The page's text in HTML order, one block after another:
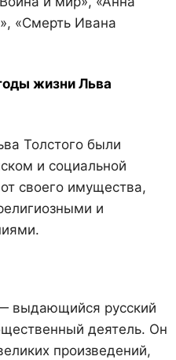
«Смерть Ивана
жизни Льва
Толстого были
и социальной
своего имущества,
и
выдающийся русский
деятель. Он
произведений,